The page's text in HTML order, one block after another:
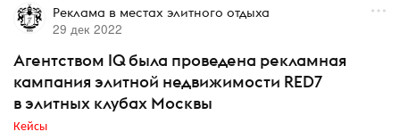
Реклама в местах элитного отдыха
29 дек 2022
Агентством IQ была проведена рекламная
кампания элитной недвижимости RED7
в элитных клубах Москвы
Кейсы